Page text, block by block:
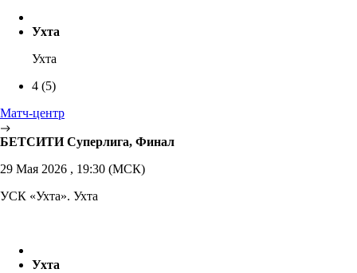
Ухта
Ухта
4 (5)
Матч-центр
БЕТСИТИ Суперлига, Финал
29 Мая 2026 , 19:30 (МСК)
УСК «Ухта». Ухта
Ухта